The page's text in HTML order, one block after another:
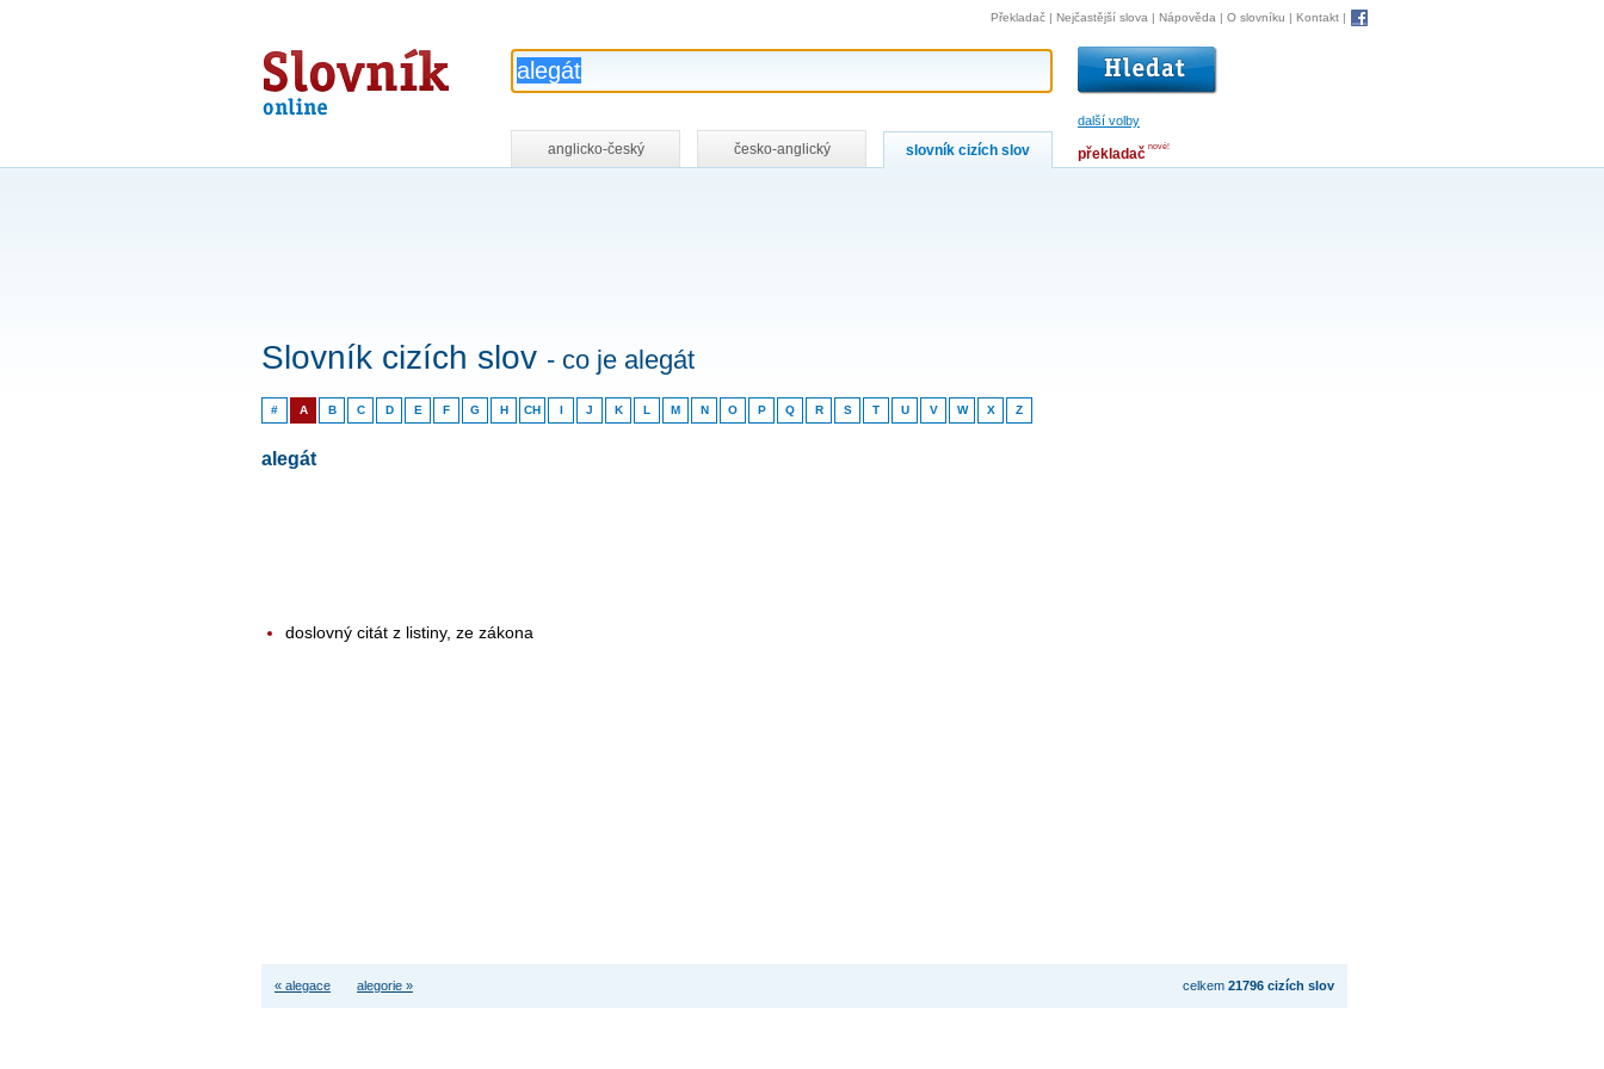
Slovník
online
další volby
Překladač | Nejčastější slova | Nápověda | O slovníku | Kontakt |
anglicko-český česko-anglický slovník cizích slov překladač nové!
Slovník cizích slov - co je alegát
# A B C D E F G H CH I J K L M N O P Q R S T U V W X Z
alegát
doslovný citát z listiny, ze zákona
celkem 21796 cizích slov
« alegace alegorie »